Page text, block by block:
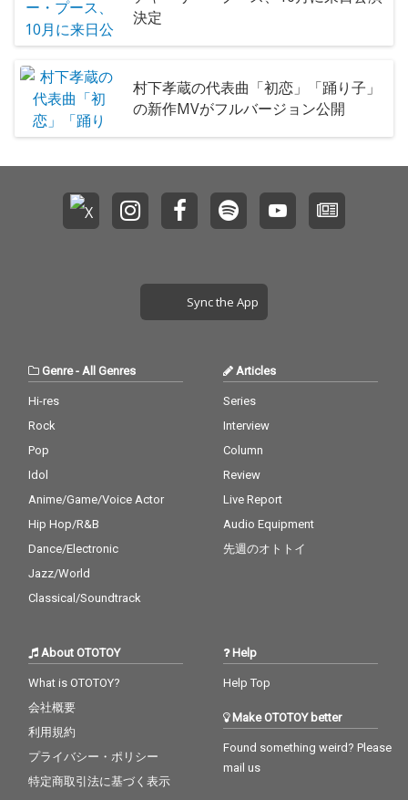
決定
村下孝蔵の代表曲「初恋」「踊り子」
の新作MVがフルバージョン公開
Sync the App
Genre- All Genres
Hi-res
Rock
Pop
Idol
Anime/Game/Voice Actor
Hip Hop/R&B
Dance/Electronic
Jazz/World
Classical/Soundtrack
Articles
Series
Interview
Column
Review
Live Report
Audio Equipment
先週のオトトイ
About OTOTOY
What is OTOTOY?
会社概要
利用規約
プライバシー・ポリシー
特定商取引法に基づく表示
Help
Help Top
Make OTOTOY better
Found something weird? Please
mail us